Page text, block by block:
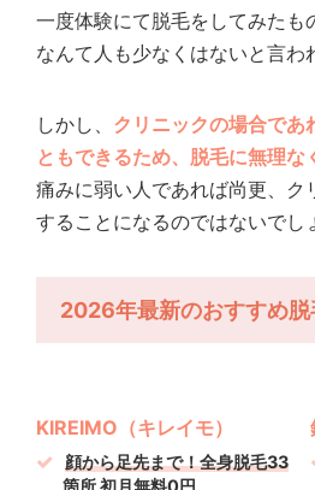
一度体験にて脱毛をしてみた
なんて人も少なくはないと言わ
しかし、 クリニックの場合であ
ともできるため、脱毛に無理
痛みに弱い人であれば尚更、
することになるのではないでし
2026年最新のおすすめ脱
KIREIMO（キレイモ）
顔から足先まで！全身脱毛33
箇所 初月無料0円